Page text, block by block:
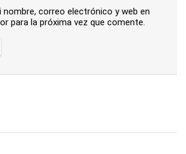
nombre, correo electrónico y web en
para la próxima vez que comente.